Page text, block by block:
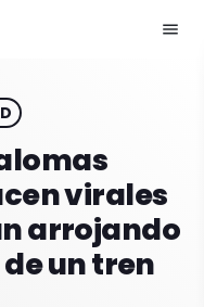
menu
virales
arrojando
un tren